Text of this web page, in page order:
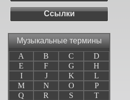
Ссылки
Музыкальные термины
A
B C
D
E
F G
H
I
J K
L
M
N O
P
Q
R S
T